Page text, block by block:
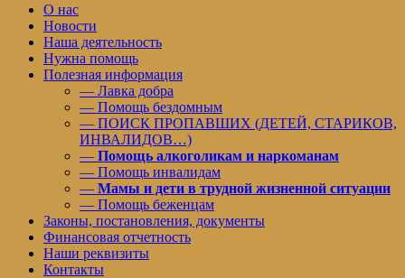
О нас
Новости
Наша деятельность
Нужна помощь
Полезная информация
— Лавка добра
— Помощь бездомным
— ПОИСК ПРОПАВШИХ (ДЕТЕЙ, СТАРИКОВ,
ИНВАЛИДОВ…)
— Помощь алкоголикам и наркоманам
— Помощь инвалидам
— Мамы и дети в трудной жизненной ситуации
— Помощь беженцам
Законы, постановления, документы
Финансовая отчетность
Наши реквизиты
Контакты